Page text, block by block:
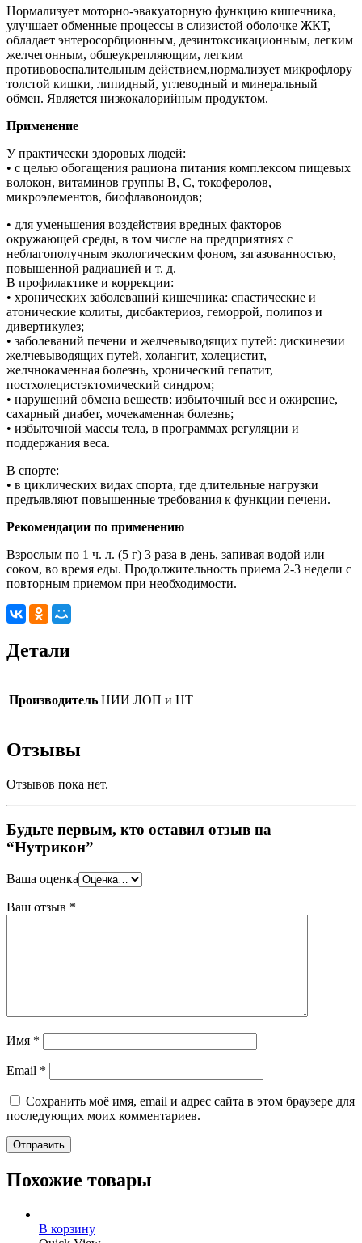
Нормализует моторно-­эвакуаторную функцию кишечника,
улучшает обменные процессы в слизистой оболочке ЖКТ,
обладает энтеросорбционным, дезинтоксикационным, легким
желчегонным, общеукрепляющим, легким
противовоспалительным действием,нормализует микрофлору
толстой кишки, липидный, углеводный и минеральный
обмен. Является низкокалорийным продуктом.
Применение
У практически здоровых людей:
• с целью обогащения рациона питания комплексом пищевых
волокон, витаминов группы В, С, токоферолов,
микроэлементов, биофлавоноидов;
• для уменьшения воздействия вредных факторов
окружающей среды, в том числе на предприятиях с
неблагополучным экологическим фоном, загазованностью,
повышенной радиацией и т. д.
В профилактике и коррекции:
• хронических заболеваний кишечника: спастические и
атонические колиты, дисбактериоз, геморрой, полипоз и
дивертикулез;
• заболеваний печени и желчевыводящих путей: дискинезии
желчевыводящих путей, холангит, холецистит,
желчнокаменная болезнь, хронический гепатит,
постхолецистэктомический синдром;
• нарушений обмена веществ: избыточный вес и ожирение,
сахарный диабет, мочекаменная болезнь;
• избыточной массы тела, в программах регуляции и
поддержания веса.
В спорте:
• в циклических видах спорта, где длительные нагрузки
предъявляют повышенные требования к функции печени.
Рекомендации по применению
Взрослым по 1 ч. л. (5 г) 3 раза в день, запивая водой или
соком, во время еды. Продолжительность приема 2-3 недели с
повторным приемом при необходимости.
Детали
Производитель НИИ ЛОП и НТ
Отзывы
Отзывов пока нет.
Будьте первым, кто оставил отзыв на
“Нутрикон”
Ваша оценка
Ваш отзыв *
Имя *
Email *
Сохранить моё имя, email и адрес сайта в этом браузере для
последующих моих комментариев.
Похожие товары
В корзину